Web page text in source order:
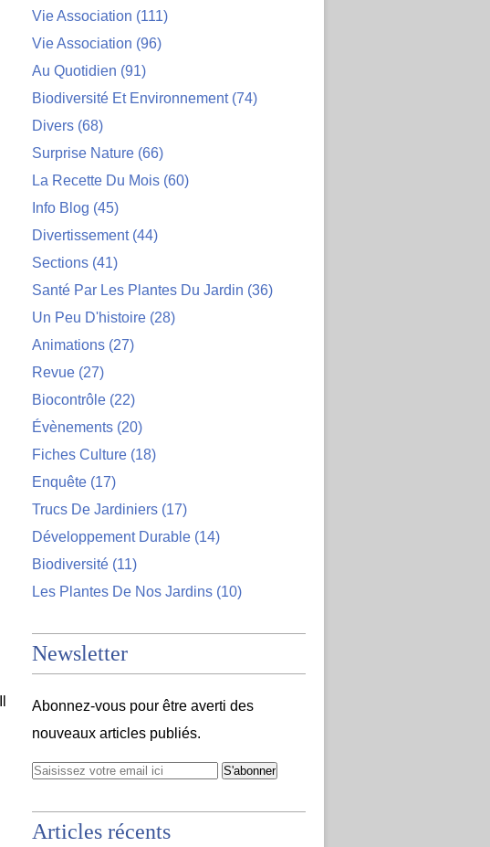
Vie Association (111)
Vie Association (96)
Au Quotidien (91)
Biodiversité Et Environnement(74)
Divers (68)
Surprise Nature (66)
La Recette Du Mois (60)
Info Blog (45)
Divertissement(44)
Sections (41)
Santé Par Les Plantes Du Jardin (36)
Un Peu D'histoire (28)
Animations (27)
Revue (27)
Biocontrôle (22)
Évènements (20)
Fiches Culture (18)
Enquête (17)
Trucs De Jardiniers (17)
Développement Durable (14)
Biodiversité (11)
Les Plantes De Nos Jardins (10)
Newsletter
Abonnez-vous pour être averti des
nouveaux articles publiés.
Articles récents